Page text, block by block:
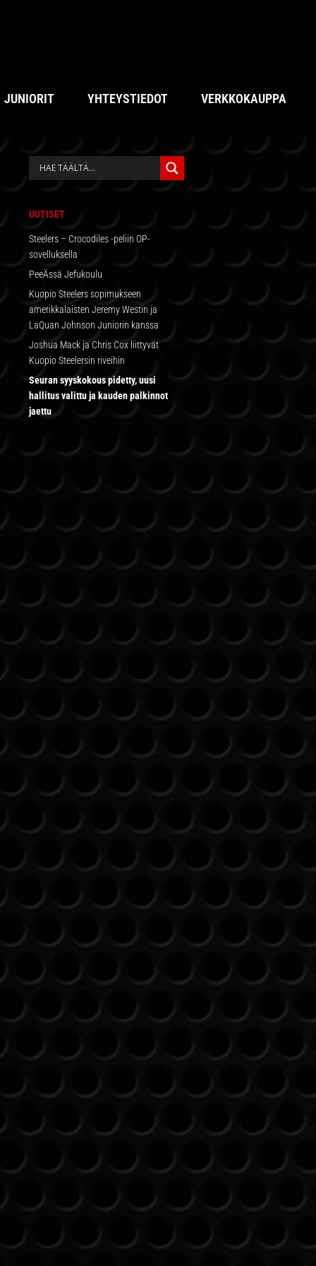
JUNIORIT YHTEYSTIEDOT VERKKOKAUPPA
ENSISIJAINEN
SIVUPALKKI
UUTISET
Steelers – Crocodiles -peliin OP-
sovelluksella
PeeÄssä Jefukoulu
Kuopio Steelers sopimukseen
amerikkalaisten Jeremy Westin ja
LaQuan Johnson Juniorin kanssa
Joshua Mack ja Chris Cox liittyvät
Kuopio Steelersin riveihin
Seuran syyskokous pidetty, uusi
hallitus valittu ja kauden palkinnot
jaettu